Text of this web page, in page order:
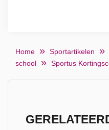
Home Sportartikelen
school
Sportus